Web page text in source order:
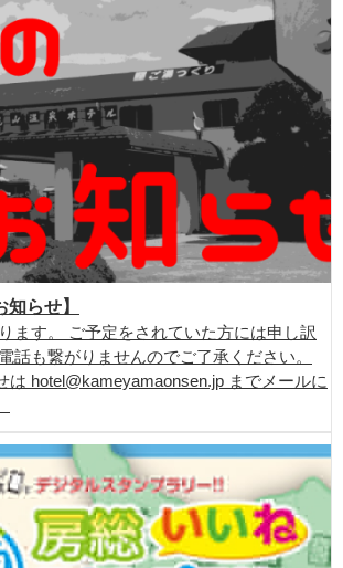
らせ】
ます。 ご予定をされていた方には申し訳
話も繋がりませんのでご了承ください。
は hotel@kameyamaonsen.jp までメールに